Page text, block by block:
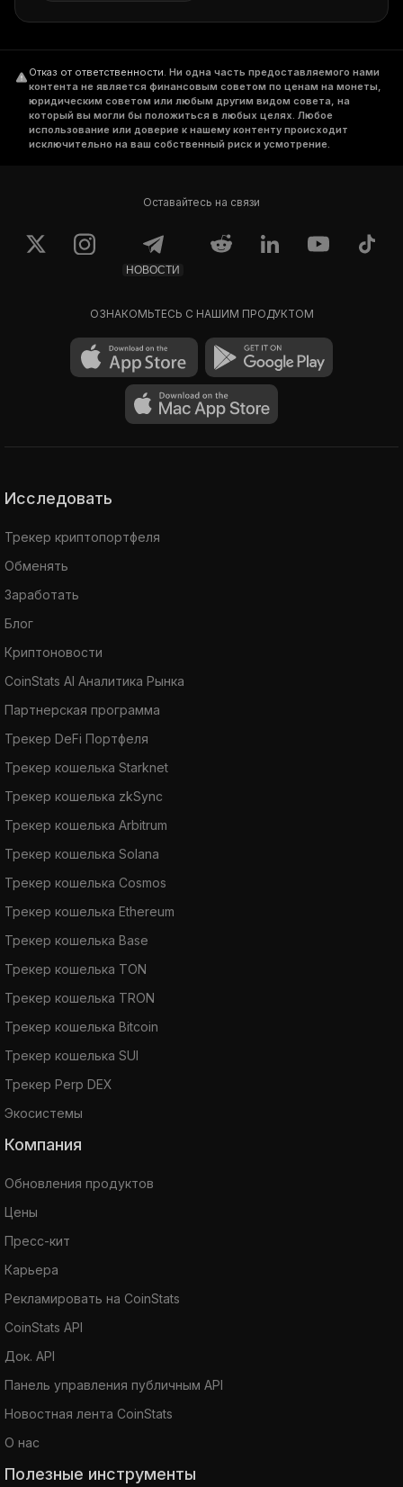
Отказ от ответственности. Ни одна часть предоставляемого нами
контента не является финансовым советом по ценам на монеты,
юридическим советом или любым другим видом совета, на
который вы могли бы положиться в любых целях. Любое
использование или доверие к нашему контенту происходит
исключительно на ваш собственный риск и усмотрение.
Оставайтесь на связи
НОВОСТИ
ОЗНАКОМЬТЕСЬ С НАШИМ ПРОДУКТОМ
Исследовать
Трекер криптопортфеля
Обменять
Заработать
Блог
Криптоновости
CoinStats AI Аналитика Рынка
Партнерская программа
Трекер DeFi Портфеля
Трекер кошелька Starknet
Трекер кошелька zkSync
Трекер кошелька Arbitrum
Трекер кошелька Solana
Трекер кошелька Cosmos
Трекер кошелька Ethereum
Трекер кошелька Base
Трекер кошелька TON
Трекер кошелька TRON
Трекер кошелька Bitcoin
Трекер кошелька SUI
Трекер Perp DEX
Экосистемы
Компания
Обновления продуктов
Цены
Пресс-кит
Карьера
Рекламировать на CoinStats
CoinStats API
Док. API
Панель управления публичным API
Новостная лента CoinStats
О нас
Полезные инструменты